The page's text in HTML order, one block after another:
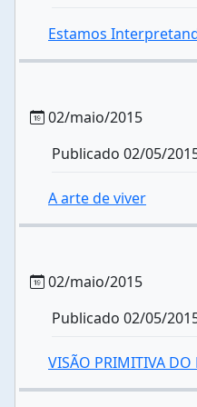
Estamos
02/maio/2015
Publicado 02/05/
A arte de viver
02/maio/2015
Publicado 02/05/
VISÃO PRIMITIVA DO